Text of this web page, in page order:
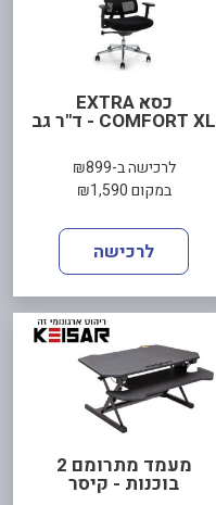
כסא EXTRA
COMFORT XL - ד"ר גב
לרכישה ב-₪899
במקום ₪1,590
לרכישה
מעמד מתרומם 2
בוכנות - קיסר